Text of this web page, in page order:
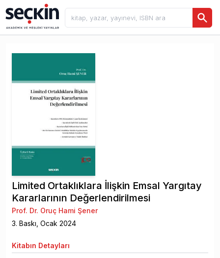
Limited Ortaklıklara İlişkin Emsal Yargıtay
Kararlarının Değerlendirilmesi
Prof. Dr. Oruç Hami Şener
3. Baskı, Ocak 2024
Kitabın Detayları